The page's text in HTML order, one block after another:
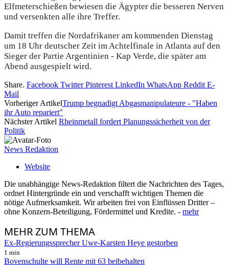
Elfmeterschießen bewiesen die Ägypter die besseren Nerven
und versenkten alle ihre Treffer.
Damit treffen die Nordafrikaner am kommenden Dienstag
um 18 Uhr deutscher Zeit im Achtelfinale in Atlanta auf den
Sieger der Partie Argentinien - Kap Verde, die später am
Abend ausgespielt wird.
Share. Facebook Twitter Pinterest LinkedIn WhatsApp Reddit E-
Mail
Vorheriger ArtikelTrump begnadigt Abgasmanipulateure - "Haben
ihr Auto repariert"
Nächster Artikel Rheinmetall fordert Planungssicherheit von der
Politik
News Redaktion
Website
Die unabhängige News-Redaktion filtert die Nachrichten des Tages,
ordnet Hintergründe ein und verschafft wichtigen Themen die
nötige Aufmerksamkeit. Wir arbeiten frei von Einflüssen Dritter –
ohne Konzern-Beteiligung, Fördermittel und Kredite. - mehr
MEHRZUM THEMA
Ex-Regierungssprecher Uwe-Karsten Heye gestorben
1 min
Bovenschulte will Rente mit 63 beibehalten